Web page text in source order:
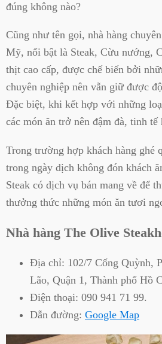
đúng không nào?
Cũng như tên gọi, nhà hàng
Mỹ, nổi bật là Steak, Cừu nướng,
thịt cao cấp, được chế biến bởi
chuyên nghiệp nên vẫn giữ được
Đặc biệt, khi kết hợp với những
các món ăn trở nên đậm đà, tinh tế
Trong trường hợp khách hàng ghé
trong ngày dịch không đón khách
Steak có dịch vụ bán mang về để
thưởng thức những món ăn tươi
Nhà hàng The Olive
Địa chỉ: 102/7 Cống Quỳnh,
Lão, Quận 1, Thành phố Hồ
Điện thoại: 090 941 71 99.
Dẫn đường: Google Map